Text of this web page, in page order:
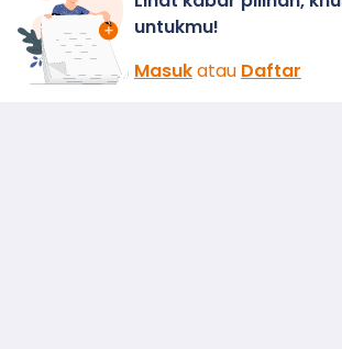
untukmu!
Masukatau Daftar